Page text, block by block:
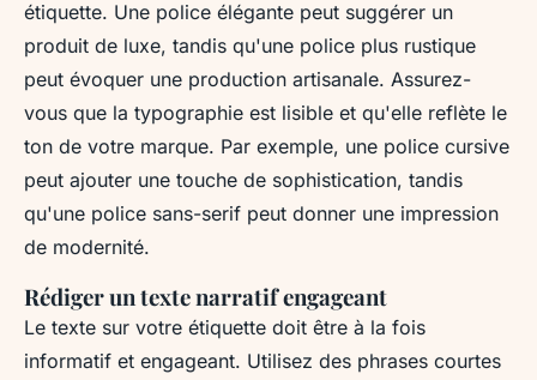
étiquette. Une police élégante peut suggérer un
produit de luxe, tandis qu'une police plus rustique
peut évoquer une production artisanale. Assurez-
vous que la typographie est lisible et qu'elle reflète le
ton de votre marque. Par exemple, une police cursive
peut ajouter une touche de sophistication, tandis
qu'une police sans-serif peut donner une impression
de modernité.
Rédiger un texte narratif engageant
Le texte sur votre étiquette doit être à la fois
informatif et engageant. Utilisez des phrases courtes